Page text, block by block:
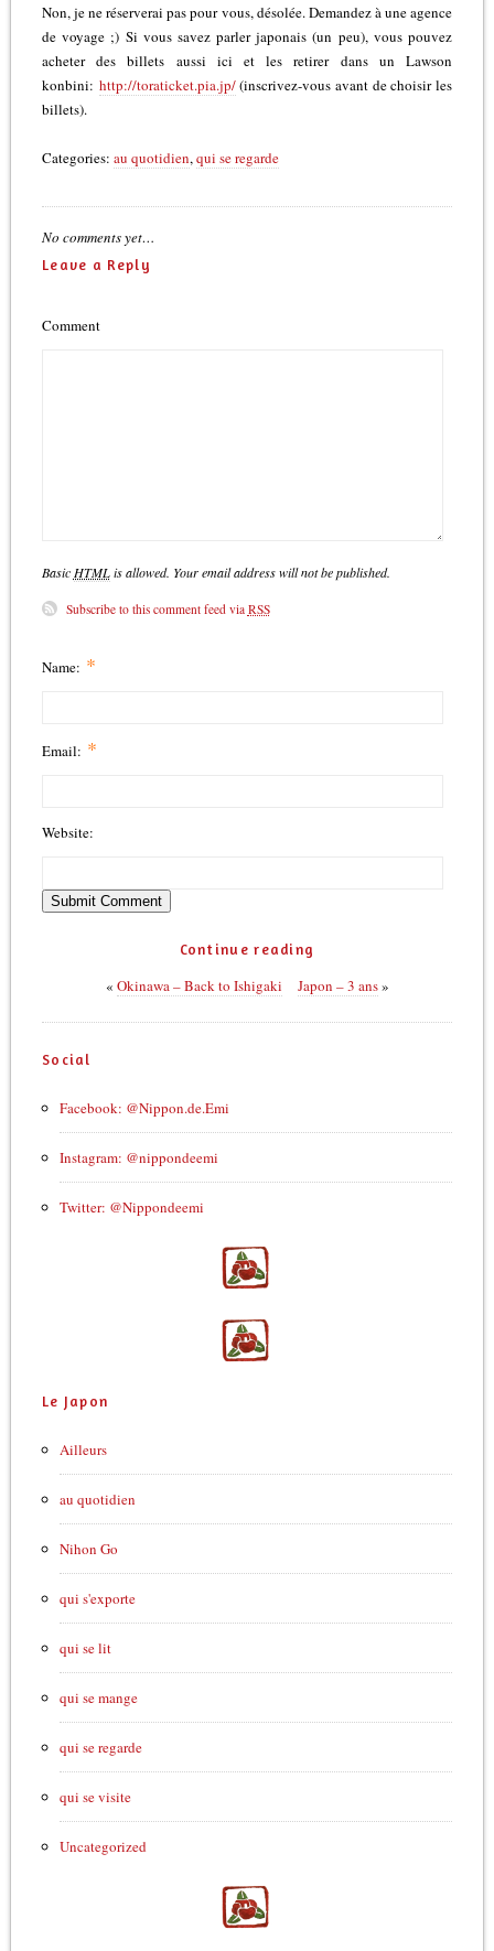
Non, je ne réserverai pas pour vous, désolée. Demandez à une agence
de voyage ;) Si vous savez parler japonais (un peu), vous pouvez
acheter des billets aussi ici et les retirer dans un Lawson
konbini: http://toraticket.pia.jp/(inscrivez-vous avant de choisir les
billets).
Categories: au quotidien,qui se regarde
No comments yet…
Leave a Reply
Comment
BasicHTMLis allowed. Your email address will not be published.
Subscribe to this comment feed via RSS
Name: *
Email: *
Website:
Continue reading
« Okinawa – Back to Ishigaki Japon – 3 ans»
Social
Facebook: @Nippon.de.Emi
Instagram: @nippondeemi
Twitter: @Nippondeemi
Le Japon
Ailleurs
au quotidien
Nihon Go
qui s'exporte
qui se lit
qui se mange
qui se regarde
qui se visite
Uncategorized